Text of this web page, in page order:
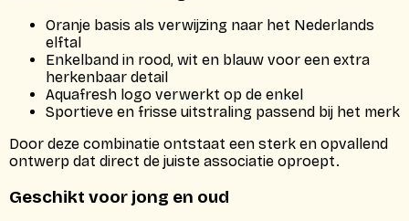
Oranje basis als verwijzing naar het Nederlands
elftal
Enkelband in rood, wit en blauw voor een extra
herkenbaar detail
Aquafresh logo verwerkt op de enkel
Sportieve en frisse uitstraling passend bij het merk
Door deze combinatie ontstaat een sterk en opvallend
ontwerp dat direct de juiste associatie oproept.
Geschikt voor jong en oud